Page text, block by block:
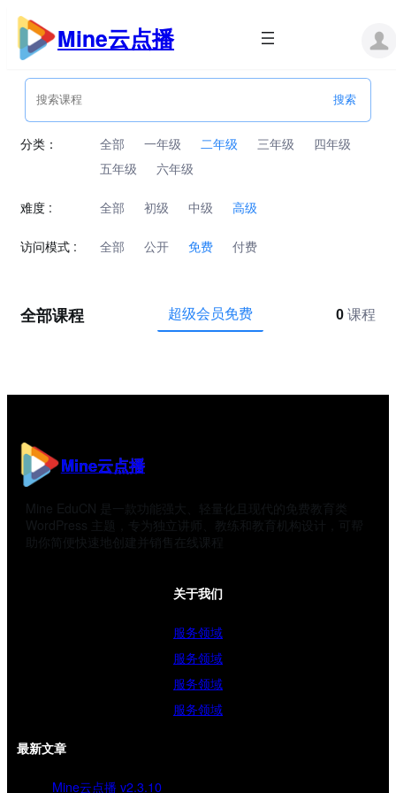
跳
内
Mine云点播
分类： 全部 一年级 二年级 三年级
四年级
五年级
六年级
难度 : 全部 初级 中级 高级
访问模式 : 全部 公开 免费 付费
全部课程 超级会员免费 0 课程
Mine云点播
Mine EduCN 是一款功能强大、轻量化且现代的免费教育类
WordPress 主题，专为独立讲师、教练和教育机构设计，可帮
助你简便快速地创建并销售在线课程
关于我们
服务领域
服务领域
服务领域
服务领域
最新文章
Mine云点播 v2.3.10